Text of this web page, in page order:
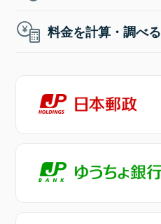
料金を計算・調べる